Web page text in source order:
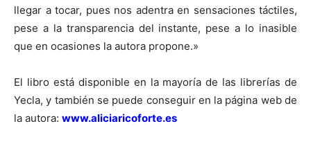
llegar a tocar, pues nos adentra en sensaciones táctiles,
pese a la transparencia del instante, pese a lo inasible
que en ocasiones la autora propone.»
El libro está disponible en la mayoría de las librerías de
Yecla, y también se puede conseguir en la página web de
la autora: www.aliciaricoforte.es